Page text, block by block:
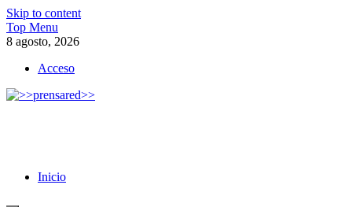
Skip to content
Top Menu
8 agosto, 2026
Acceso
Inicio